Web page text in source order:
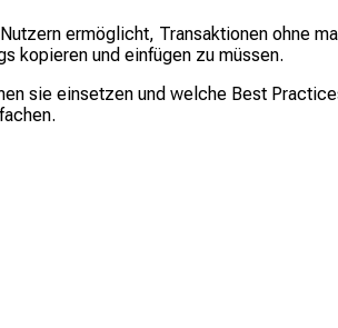
ermöglicht, Transaktionen ohne
kopieren und einfügen zu müssen.
sie einsetzen und welche Best